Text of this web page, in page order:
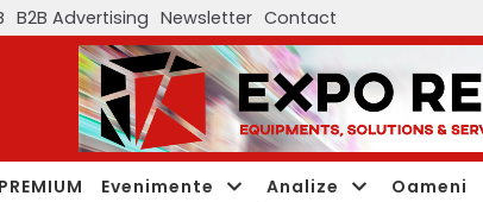
B2B Advertising Newsletter Contact
PREMIUM Evenimente Analize Oameni